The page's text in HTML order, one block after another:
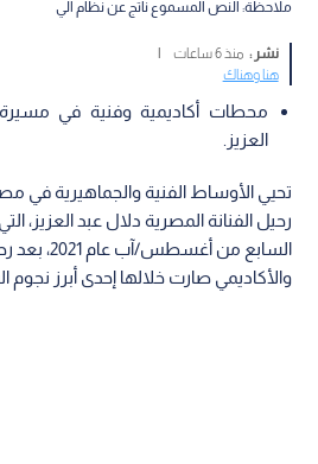
ملاحظة: النص المسموع ناتج عن نظام آلي
نشر : منذ 6 ساعات
هنا وهناك
محطات أكاديمية وفنية في مسيرة
العزيز.
تحيي الأوساط الفنية والجماهيرية في
رحيل الفنانة المصرية دلال عبد العزيز،
السابع من
والأكاديمي صارت خلالها إحدى أبرز نجوم